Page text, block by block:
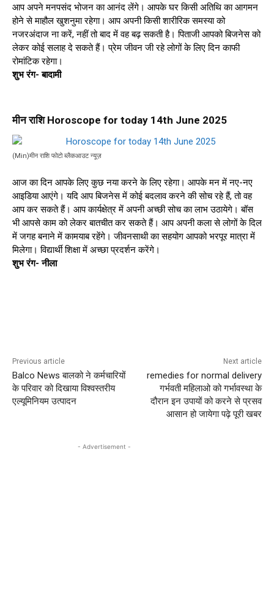
आप अपने मनपसंद भोजन का आनंद लेंगे। आपके घर किसी अतिथि का आगमन
होने से माहौल खुशनुमा रहेगा। आप अपनी किसी शारीरिक समस्या को
नजरअंदाज ना करें, नहीं तो बाद में वह बढ़ सकती है। पिताजी आपको बिजनेस को
लेकर कोई सलाह दे सकते हैं। प्रेम जीवन जी रहे लोगों के लिए दिन काफी
रोमांटिक रहेगा।
शुभ रंग- बादामी
मीन राशि Horoscope for today 14th June 2025
(Min)मीन राशि फोटो ब्लैकआउट न्यूज़
आज का दिन आपके लिए कुछ नया करने के लिए रहेगा। आपके मन में नए-नए
आइडिया आएंगे। यदि आप बिजनेस में कोई बदलाव करने की सोच रहे हैं, तो वह
आप कर सकते हैं। आप कार्यक्षेत्र में अपनी अच्छी सोच का लाभ उठायेगे। बॉस
भी आपसे काम को लेकर बातचीत कर सकते हैं। आप अपनी कला से लोगों के दिल
में जगह बनाने में कामयाब रहेंगे। जीवनसाथी का सहयोग आपको भरपूर मात्रा में
मिलेगा। विद्यार्थी शिक्षा में अच्छा प्रदर्शन करेंगे।
शुभ रंग- नीला
Previous article
Balco News बालको ने कर्मचारियों
के परिवार को दिखाया विश्वस्तरीय
एल्यूमिनियम उत्पादन
Next article
remedies for normal delivery
गर्भवती महिलाओ को गर्भावस्था के
दौरान इन उपायों को करने से प्रसव
आसान हो जायेगा पढ़े पूरी खबर
- Advertisement -